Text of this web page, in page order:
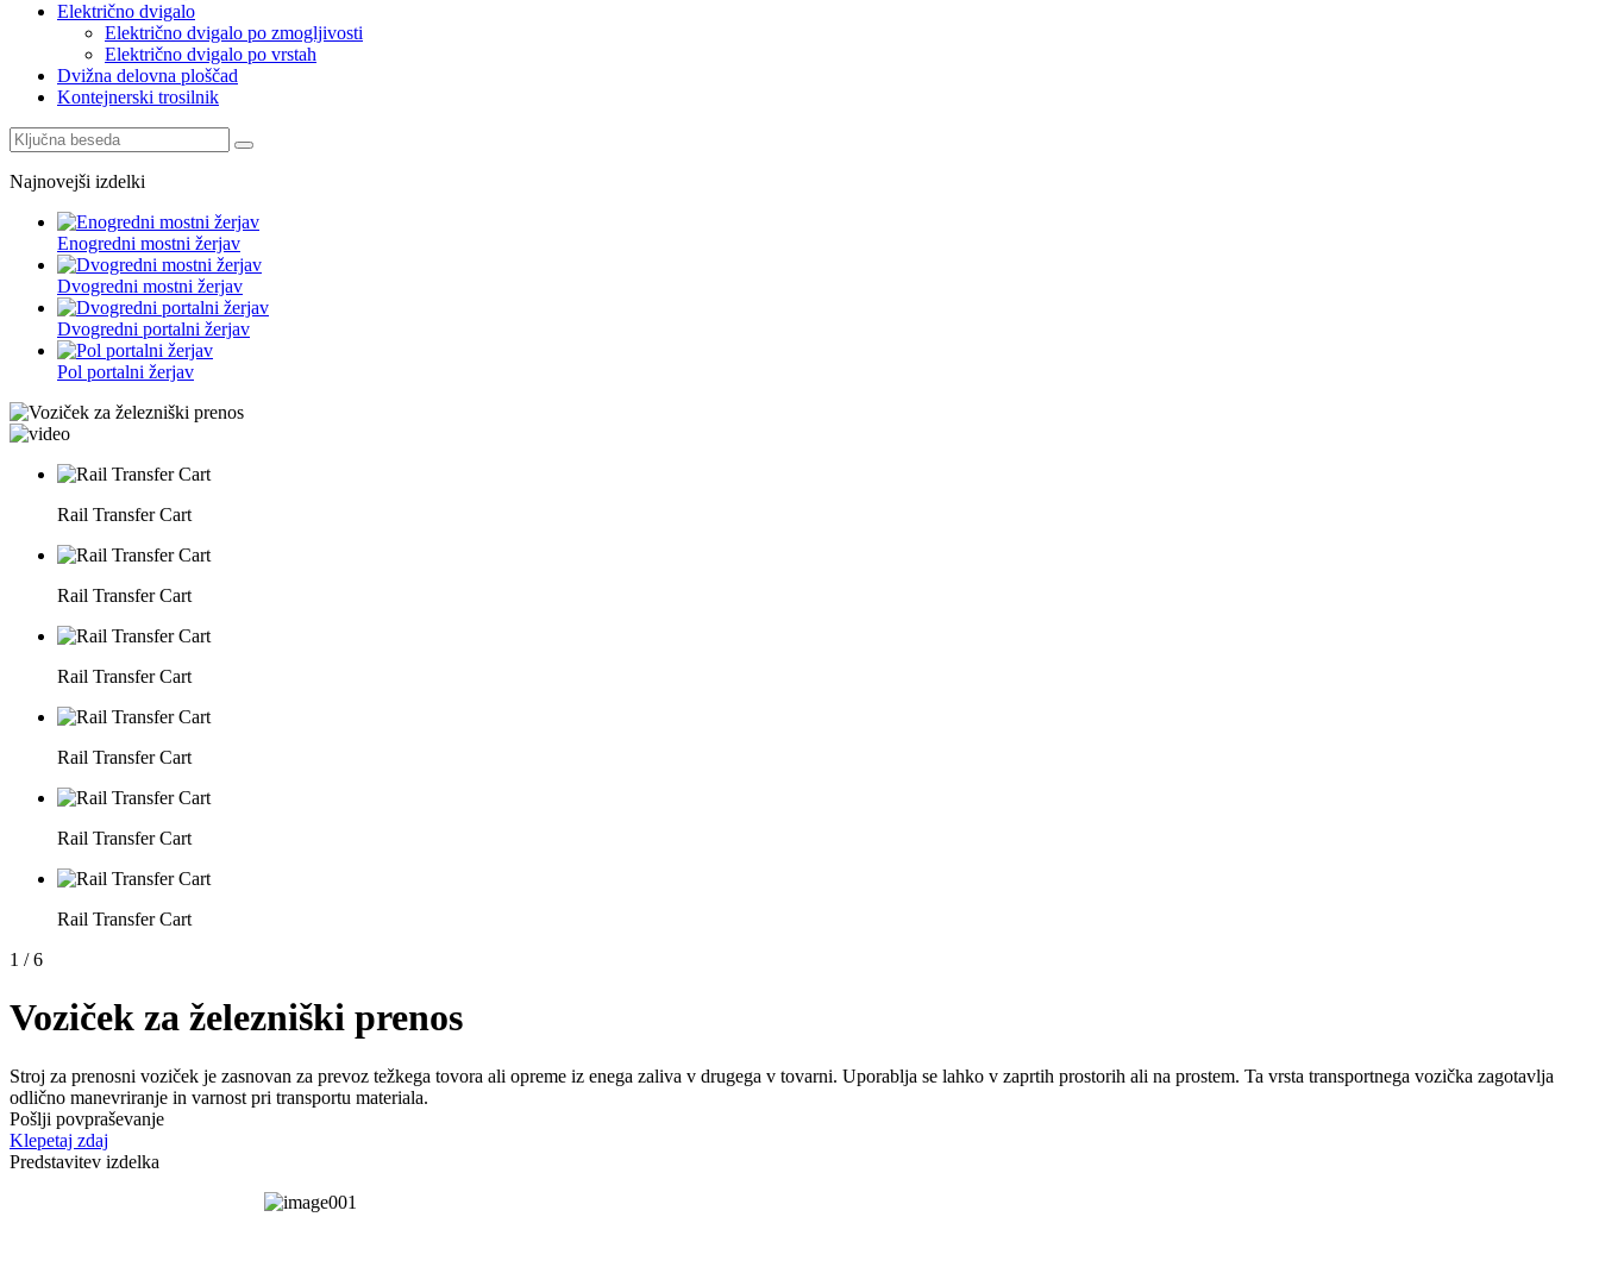
Električno dvigalo
Električno dvigalo po zmogljivosti
Električno dvigalo po vrstah
Dvižna delovna ploščad
Kontejnerski trosilnik
Najnovejši izdelki
Enogredni mostni žerjav
Dvogredni mostni žerjav
Dvogredni portalni žerjav
Pol portalni žerjav
Rail Transfer Cart
Rail Transfer Cart
Rail Transfer Cart
Rail Transfer Cart
Rail Transfer Cart
Rail Transfer Cart
1 / 6
Voziček za železniški prenos
Stroj za prenosni voziček je zasnovan za prevoz težkega tovora ali opreme iz enega zaliva v drugega v tovarni. Uporablja se lahko v zaprtih prostorih ali na prostem. Ta vrsta transportnega vozička zagotavlja
odlično manevriranje in varnost pri transportu materiala.
Pošlji povpraševanje
Klepetaj zdaj
Predstavitev izdelka